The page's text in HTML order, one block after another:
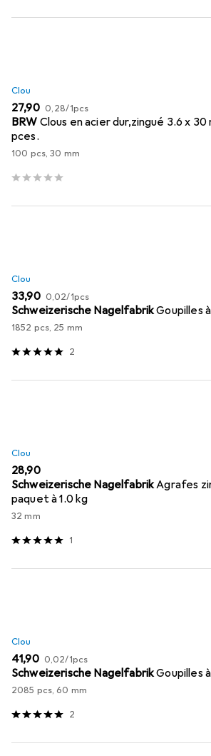
Clou
EUR
27,90 EUR
0,28/1pcs
BRW Clous en acier dur,zingué 3.6 x
pces.
100 pcs, 30 mm
Clou
EUR
33,90 EUR
0,02/1pcs
Schweizerische NagelfabrikGoupilles
1852 pcs, 25 mm
2
Clou
EUR
28,90
Schweizerische NagelfabrikAgrafes
paquet à 1.0 kg
32 mm
1
Clou
EUR
41,90 EUR
0,02/1pcs
Schweizerische NagelfabrikGoupilles
2085 pcs, 60 mm
2